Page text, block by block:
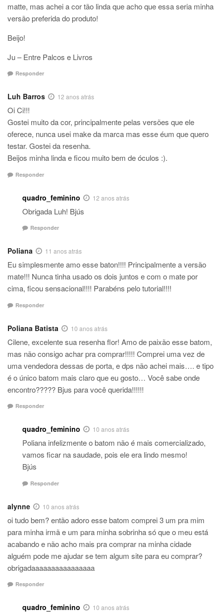
matte, mas achei a cor tão linda que acho que essa seria minha
versão preferida do produto!
Beijo!
Ju – Entre Palcos e Livros
Responder
Luh Barros 12 anos atrás
Oi Ci!!!
Gostei muito da cor, principalmente pelas versões que ele
oferece, nunca usei make da marca mas esse éum que quero
testar. Gostei da resenha.
Beijos minha linda e ficou muito bem de óculos :).
Responder
quadro_feminino 12 anos atrás
Obrigada Luh! Bjús
Responder
Poliana 11 anos atrás
Eu simplesmente amo esse baton!!!! Principalmente a versão
mate!!! Nunca tinha usado os dois juntos e com o mate por
cima, ficou sensacional!!!! Parabéns pelo tutorial!!!!
Responder
Poliana Batista 10 anos atrás
Cilene, excelente sua resenha flor! Amo de paixão esse batom,
mas não consigo achar pra comprar!!!!! Comprei uma vez de
uma vendedora dessas de porta, e dps não achei mais…. e tipo
é o único batom mais claro que eu gosto… Você sabe onde
encontro????? Bjus para você querida!!!!!!
Responder
quadro_feminino 10 anos atrás
Poliana infelizmente o batom não é mais comercializado,
vamos ficar na saudade, pois ele era lindo mesmo!
Bjús
Responder
alynne 10 anos atrás
oi tudo bem? então adoro esse batom comprei 3 um pra mim
para minha irmã e um para minha sobrinha só que o meu está
acabando e não acho mais pra comprar na minha cidade
alguém pode me ajudar se tem algum site para eu comprar?
obrigadaaaaaaaaaaaaaaaa
Responder
quadro_feminino 10 anos atrás